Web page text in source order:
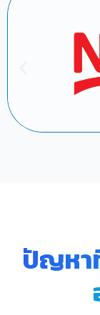
ปัญหา